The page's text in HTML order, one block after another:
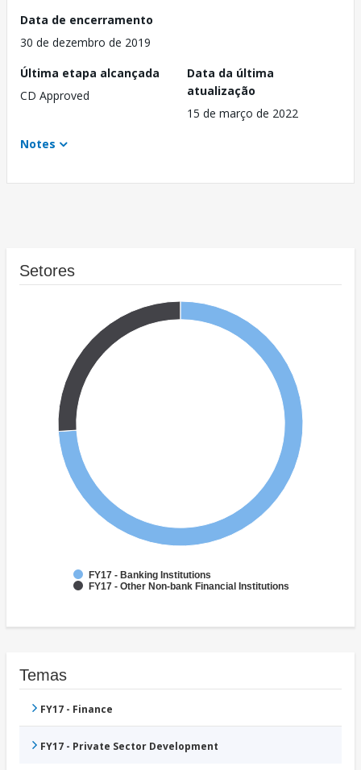
Data de encerramento
30 de dezembro de 2019
Última etapa alcançada
CD Approved
Data da última
atualização
15 de março de 2022
Notes
Setores
FY17 - Banking Institutions
FY17 - Other Non-bank Financial Institutions
Temas
FY17 - Finance
FY17 - Private Sector Development